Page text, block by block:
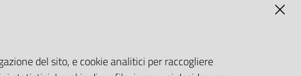
del sito, e cookie analitici per raccogliere